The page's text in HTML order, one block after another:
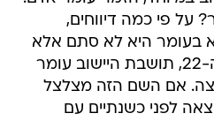
על פי כמה דיווחים,
בעומר היא לא סתם אלא
קשורה למעין בדש בת ה-22, תושבת היישוב עומר
אם השם הזה מצלצל
לפני כשנתיים עם